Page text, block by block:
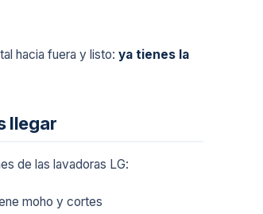
hacia fuera y listo: ya tienes la
llegar
de las lavadoras LG:
moho y cortes